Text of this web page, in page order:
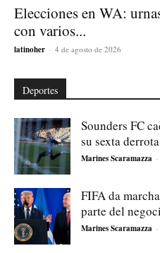
Elecciones en WA:
con varios...
latinoher - 4 de agosto de 2026
Deportes
Sounders FC
su sexta
Marines Scaramazza -
FIFA da
parte del
Marines Scaramazza -